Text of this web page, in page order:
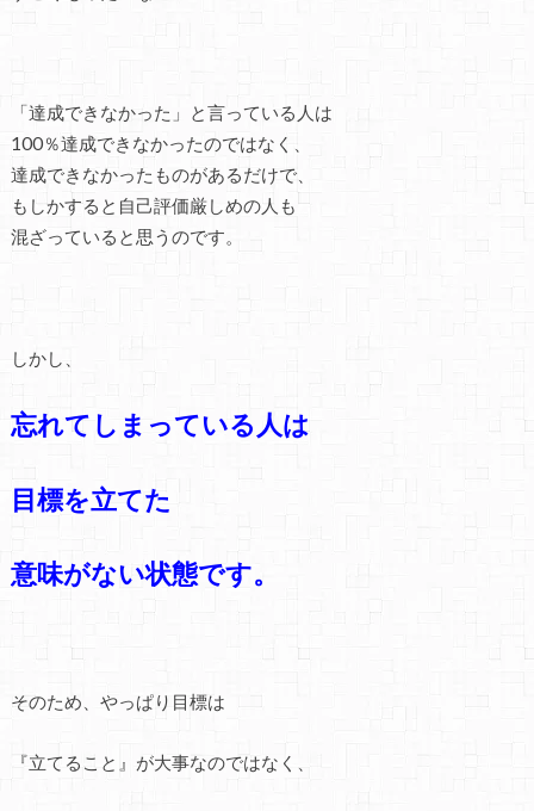
「達成できなかった」と言っている人は
100％達成できなかったのではなく、
達成できなかったものがあるだけで、
もしかすると自己評価厳しめの人も
混ざっていると思うのです。
しかし、
忘れてしまっている人は
目標を立てた
意味がない状態です。
そのため、やっぱり目標は
『立てること』が大事なのではなく、